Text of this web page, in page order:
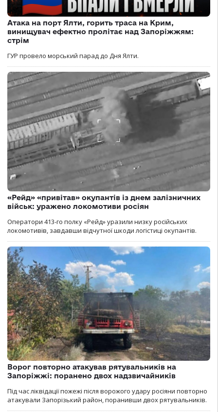
Атака на порт Ялти, горить траса на Крим,
винищувач ефектно пролітає над Запоріжжям:
стрім
ГУР провело морський парад до Дня Ялти.
«Рейд» «привітав» окупантів із днем залізничних
військ: уражено локомотиви росіян
Оператори 413-го полку «Рейд» уразили низку російських
локомотивів, завдавши відчутної шкоди логістиці окупантів.
Ворог повторно атакував рятувальників на
Запоріжжі: поранено двох надзвичайників
Під час ліквідації пожежі після ворожого удару росіяни повторно
атакували Запорізький район, поранивши двох рятувальників.